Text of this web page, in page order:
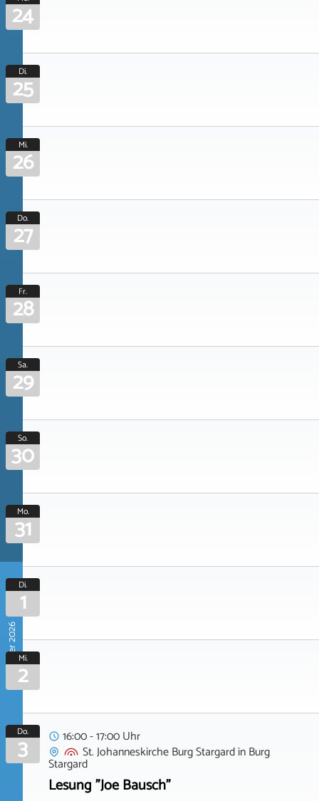
24
Di.
25
Mi.
26
Do.
27
Fr.
28
Sa.
29
So.
30
Mo.
31
September 2026
Di.
1
Mi.
2
Do.
3
16:00 - 17:00 Uhr
St. Johanneskirche Burg StargardinBurg
Stargard
Lesung "Joe Bausch"